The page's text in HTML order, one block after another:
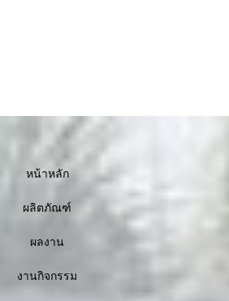
หน้าหลัก
ผลิตภัณฑ์
ผลงาน
งานกิจกรรม